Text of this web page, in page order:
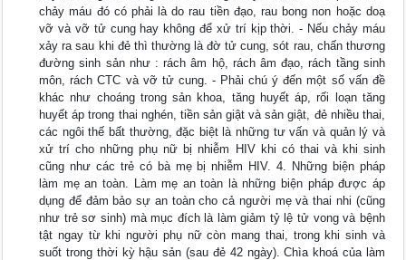
chảy máu đó có phải là do rau tiền đạo, rau bong non hoặc doạ
vỡ và vỡ tử cung hay không để xử trí kịp thời. - Nếu chảy máu
xảy ra sau khi đẻ thì thường là đờ tử cung, sót rau, chấn thương
đường sinh sản như : rách âm hộ, rách âm đạo, rách tầng sinh
môn, rách CTC và vỡ tử cung. - Phải chú ý đến một số vấn đề
khác như choáng trong sản khoa, tăng huyết áp, rối loạn tăng
huyết áp trong thai nghén, tiền sản giật và sản giật, đẻ nhiều thai,
các ngôi thế bất thường, đặc biệt là những tư vấn và quản lý và
xử trí cho những phụ nữ bị nhiễm HIV khi có thai và khi sinh
cũng như các trẻ có bà mẹ bị nhiễm HIV. 4. Những biện pháp
làm mẹ an toàn. Làm mẹ an toàn là những biện pháp được áp
dụng để đảm bảo sự an toàn cho cả người mẹ và thai nhi (cũng
như trẻ sơ sinh) mà mục đích là làm giảm tỷ lệ tử vong và bệnh
tật ngay từ khi người phụ nữ còn mang thai, trong khi sinh và
suốt trong thời kỳ hậu sản (sau đẻ 42 ngày). Chìa khoá của làm